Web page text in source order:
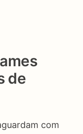
de
com